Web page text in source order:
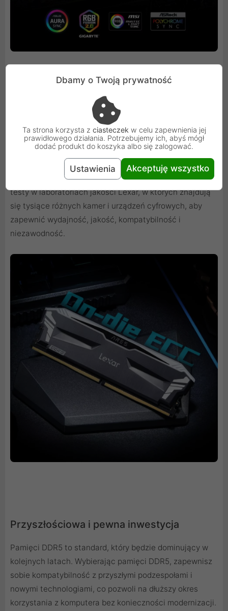
Zwiększona stabilność i niezawodność
Pamięć Lexar ARES RGB DDR5 jest zbudowana z
wbudowanym układem ECC, który wykorzystuje korekcję
błędów danych w czasie rzeczywistym w celu
zwiększenia stabilności i niezawodności danych.
Wszystkie produkty Lexar przechodzą szeroko zakrojone
testy w laboratoriach jakości Lexar, w których znajdują
się tysiące różnych kamer i urządzeń cyfrowych, aby
zapewnić wydajność, jakość, kompatybilność i
niezawodność.
Przyszłościowa i pewna inwestycja
Pamięci DDR5 to standard, który będzie dominujący w
kolejnych latach. Wybierając pamięci DDR5, zapewnisz
sobie kompatybilność z przyszłymi podzespołami i
nowymi technologiami, co pozwoli na dłuższy okres
korzystania z komputera bez konieczności modernizacji.
Dbamy o Twoją prywatność
Ta strona korzysta z ciasteczek w celu zapewnienia jej
prawidłowego działania. Potrzebujemy ich, abyś mógł
dodać produkt do koszyka albo się zalogować.
Ustawienia Akceptuję wszystko